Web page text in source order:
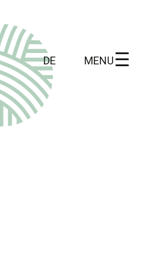
DE MENU